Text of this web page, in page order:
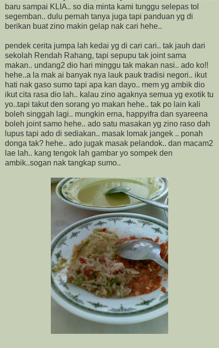
baru sampai KLIA.. so dia minta kami tunggu selepas tol
segemban.. dulu pernah tanya juga tapi panduan yg di
berikan buat zino makin gelap nak cari hehe..
pendek cerita jumpa lah kedai yg di cari cari.. tak jauh dari
sekolah Rendah Rahang, tapi sepupu tak joint sama
makan.. undang2 dio hari minggu tak makan nasi.. ado ko!!
hehe..a la mak ai banyak nya lauk pauk tradisi negori.. ikut
hati nak gaso sumo tapi apa kan dayo.. mem yg ambik dio
ikut cita rasa dio lah.. kalau zino agaknya semua yg exotik tu
yo..tapi takut den sorang yo makan hehe.. tak po lain kali
boleh singgah lagi.. mungkin erna, happyifra dan syareena
boleh joint samo hehe.. ado satu masakan yg zino raso dah
lupus tapi ado di sediakan.. masak lomak jangek .. ponah
donga tak? hehe.. ado jugak masak pelandok.. dan macam2
lae lah.. kang tengok lah gambar yo sompek den
ambik..sogan nak tangkap sumo..